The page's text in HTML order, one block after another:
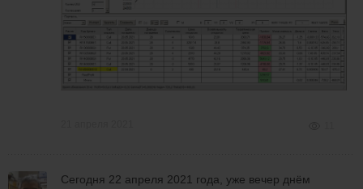
Сегодня 22 апреля 2021 года, уже вечер днём